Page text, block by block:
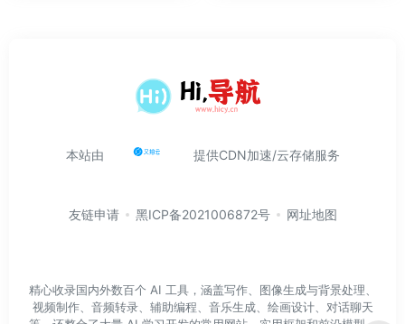
本站由 提供CDN加速/云存储服务
友链申请 黑ICP备2021006872号 网址地图
精心收录国内外数百个 AI 工具，涵盖写作、图像生成与背景处理、
视频制作、音频转录、辅助编程、音乐生成、绘画设计、对话聊天